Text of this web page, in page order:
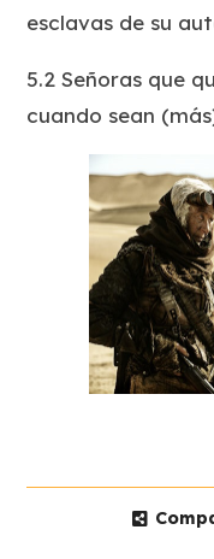
esclavas de su
5.2 Señoras que
cuando sean